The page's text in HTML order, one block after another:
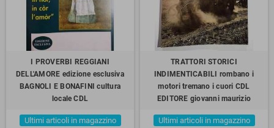
I PROVERBI REGGIANI
DELL'AMORE edizione esclusiva
BAGNOLI E BONAFINI cultura
locale CDL
Ultimi articoli in magazzino
TRATTORI STORICI
INDIMENTICABILI rombano i
motori tremano i cuori CDL
EDITORE giovanni maurizio
Ultimi articoli in magazzino